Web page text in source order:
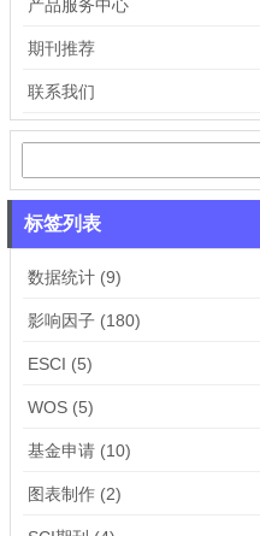
产品服务中心
期刊推荐
联系我们
标签列表
数据统计 (9)
影响因子 (180)
ESCI (5)
WOS (5)
基金申请 (10)
图表制作 (2)